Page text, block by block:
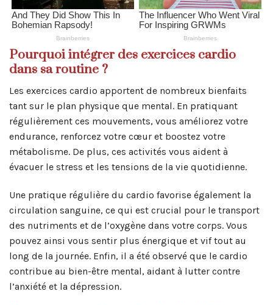
Pourquoi intégrer des exercices cardio
dans sa routine ?
Les exercices cardio apportent de nombreux bienfaits
tant sur le plan physique que mental. En pratiquant
régulièrement ces mouvements, vous améliorez votre
endurance, renforcez votre cœur et boostez votre
métabolisme. De plus, ces activités vous aident à
évacuer le stress et les tensions de la vie quotidienne.
Une pratique régulière du cardio favorise également la
circulation sanguine, ce qui est crucial pour le transport
des nutriments et de l’oxygène dans votre corps. Vous
pouvez ainsi vous sentir plus énergique et vif tout au
long de la journée. Enfin, il a été observé que le cardio
contribue au bien-être mental, aidant à lutter contre
l’anxiété et la dépression.